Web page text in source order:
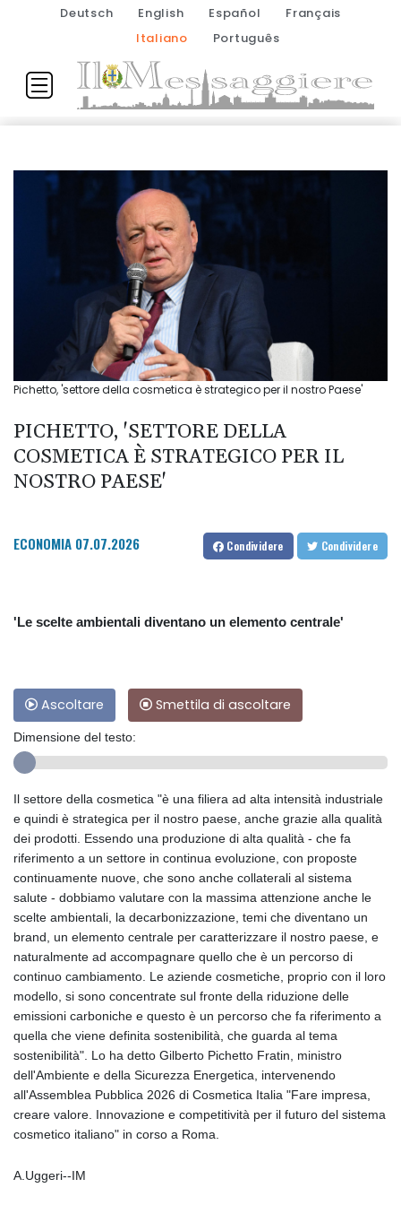
Deutsch English Español
Français
Italiano
Português
Pichetto, 'settore della cosmetica è strategico per il nostro Paese'
PICHETTO, 'SETTORE DELLA
COSMETICA È STRATEGICO PER IL
NOSTRO PAESE'
ECONOMIA 07.07.2026 Condividere Condividere
'Le scelte ambientali diventano un elemento centrale'
Ascoltare Smettila di ascoltare
Dimensione del testo:
Il settore della cosmetica "è una filiera ad alta intensità industriale
e quindi è strategica per il nostro paese, anche grazie alla qualità
dei prodotti. Essendo una produzione di alta qualità - che fa
riferimento a un settore in continua evoluzione, con proposte
continuamente nuove, che sono anche collaterali al sistema
salute - dobbiamo valutare con la massima attenzione anche le
scelte ambientali, la decarbonizzazione, temi che diventano un
brand, un elemento centrale per caratterizzare il nostro paese, e
naturalmente ad accompagnare quello che è un percorso di
continuo cambiamento. Le aziende cosmetiche, proprio con il loro
modello, si sono concentrate sul fronte della riduzione delle
emissioni carboniche e questo è un percorso che fa riferimento a
quella che viene definita sostenibilità, che guarda al tema
sostenibilità". Lo ha detto Gilberto Pichetto Fratin, ministro
dell'Ambiente e della Sicurezza Energetica, intervenendo
all'Assemblea Pubblica 2026 di Cosmetica Italia "Fare impresa,
creare valore. Innovazione e competitività per il futuro del sistema
cosmetico italiano" in corso a Roma.
A.Uggeri--IM